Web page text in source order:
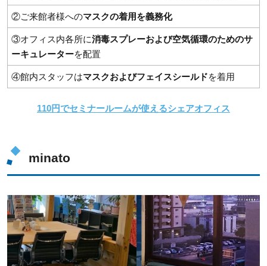
②ご来館者様へのマスクの着用を義務化
③オフィス内各所に消毒スプレーおよび空気循環のためのサ
ーキュレーターを配置
④館内スタッフはマスクおよびフェイスシールドを着用
110円でセミナールームが使えるシェアオフィス
minato